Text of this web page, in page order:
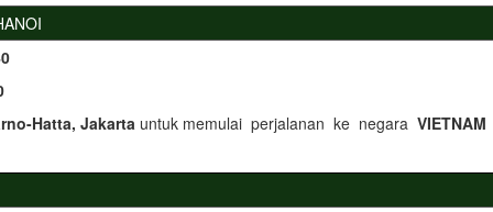
Hatta, Jakarta untuk memulai perjalanan ke negara